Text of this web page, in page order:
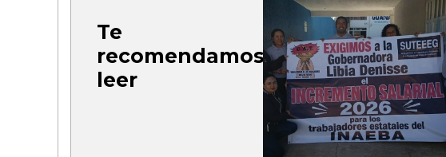
Te
recomendamos
leer